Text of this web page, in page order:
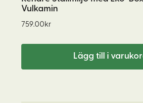
Vulkamin
759.00kr
Lägg till i